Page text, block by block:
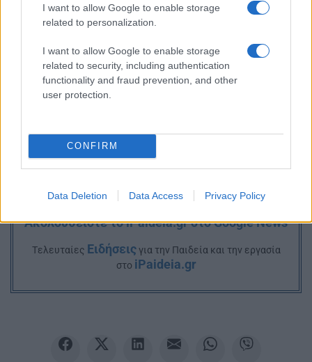
I want to allow Google to enable storage
related to personalization.
I want to allow Google to enable storage
related to security, including authentication
functionality and fraud prevention, and other
user protection.
CONFIRM
Data Deletion Data Access Privacy Policy
Ακολουθείστε το iPaideia.gr στο Google News
Tελευταίες Ειδήσειςγια την Παιδεία και την εργασία
στο iPaideia.gr